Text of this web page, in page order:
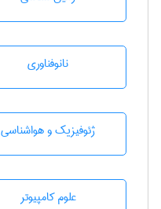
نانوفناوری
ژئوفيزيك و هواشناسی
علوم کامپیوتر